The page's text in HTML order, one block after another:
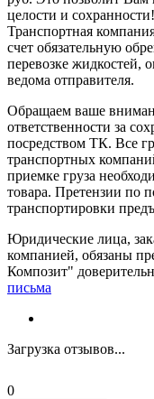
целости и сохранности!
Транспортная
счет обязательную
перевозке жидкостей,
ведома отправителя.
Обращаем ваше
ответственности за
посредством ТК. Все
транспортных
приемке груза
товара. Претензии по
транспортировки
Юридические лица,
компанией, обязаны
Композит"
письма
Загрузка отзывов...
0